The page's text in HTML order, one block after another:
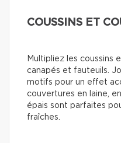
COUSSINS ET
Multipliez les coussins
canapés et fauteuils.
motifs pour un effet
couvertures en laine,
épais sont parfaites
fraîches.